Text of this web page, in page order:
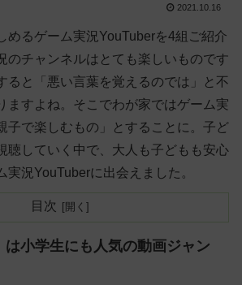
2021.10.16
めるゲーム実況YouTuberを4組ご紹介
のチャンネルはとても楽しいものです
ると「悪い言葉を覚えるのでは」と不
ますよね。そこでわが家ではゲーム実
子で楽しむもの」とすることに。子ど
聴していく中で、大人も子どもも安心
実況YouTuberに出会えました。
目次
は小学生にも人気の動画ジャン